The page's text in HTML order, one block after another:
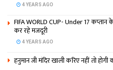
4 YEARS AGO
FIFA WORLD CUP- Under 17
कर रहे मजदूरी
4 YEARS AGO
हनुमान जी मंदिर खाली करिए नहीं तो होगी